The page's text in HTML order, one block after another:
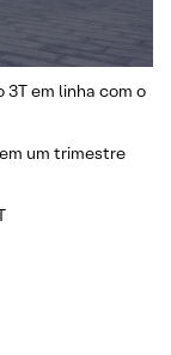
3T em linha com o
um trimestre